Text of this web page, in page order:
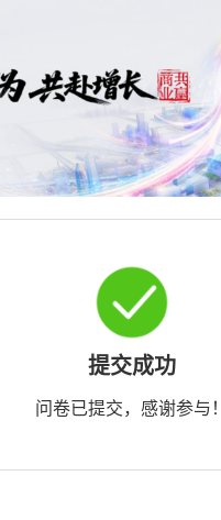
提交成功
问卷已提交，感谢参与！